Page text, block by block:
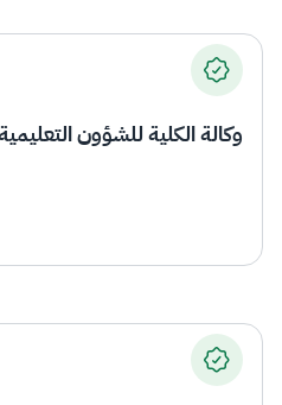
وكالة الكلية للشؤون